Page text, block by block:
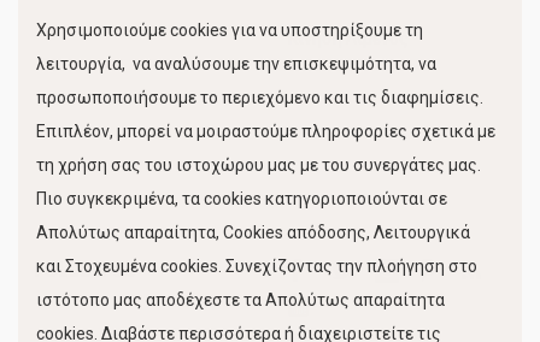
Κίνηση Λιμένος
FOLLOW US
Χρησιμοποιούμε cookies για να υποστηρίξουμε τη
λειτουργία, να αναλύσουμε την επισκεψιμότητα, να
προσωποποιήσουμε το περιεχόμενο και τις διαφημίσεις.
Επιπλέον, μπορεί να μοιραστούμε πληροφορίες σχετικά με
τη χρήση σας του ιστοχώρου μας με του συνεργάτες μας.
Πιο συγκεκριμένα, τα cookies κατηγοριοποιούνται σε
Απολύτως απαραίτητα, Cookies απόδοσης, Λειτουργικά
και Στοχευμένα cookies. Συνεχίζοντας την πλοήγηση στο
ιστότοπο μας αποδέχεστε τα Απολύτως απαραίτητα
cookies. Διαβάστε περισσότερα ή διαχειριστείτε τις